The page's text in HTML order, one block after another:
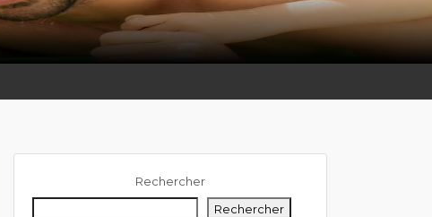
Rechercher
Rechercher